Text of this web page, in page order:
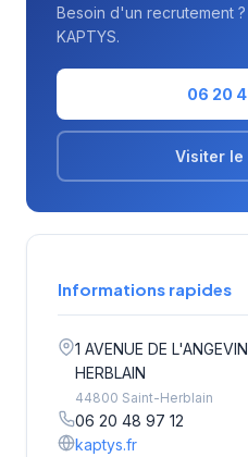
Besoin d'un recrutement
KAPTYS.
06 20
Visiter le
Informations rapides
1 AVENUE DE
HERBLAIN
44800 Saint-Herblain
06 20 48 97 12
kaptys.fr